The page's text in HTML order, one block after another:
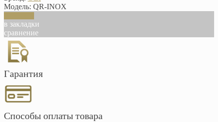
Модель: QR-INOX
в закладки
сравнение
Гарантия
Способы оплаты товара